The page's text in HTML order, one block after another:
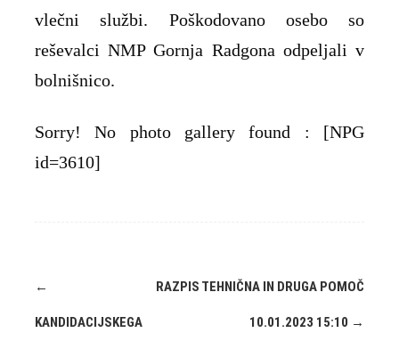
vlečni službi. Poškodovano osebo so
reševalci NMP Gornja Radgona odpeljali v
bolnišnico.
Sorry! No photo gallery found : [NPG
id=3610]
← RAZPIS
KANDIDACIJSKEGA
TEHNIČNA IN DRUGA POMOČ
10.01.2023 15:10 →